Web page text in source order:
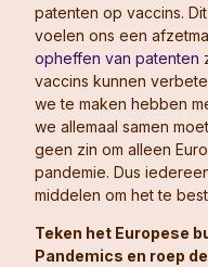
patenten op vaccins.
voelen ons een
opheffen van patenten
vaccins kunnen
we te maken hebben
we allemaal samen
geen zin om alleen
pandemie. Dus
middelen om het te
Teken het Europese
Pandemics en roep